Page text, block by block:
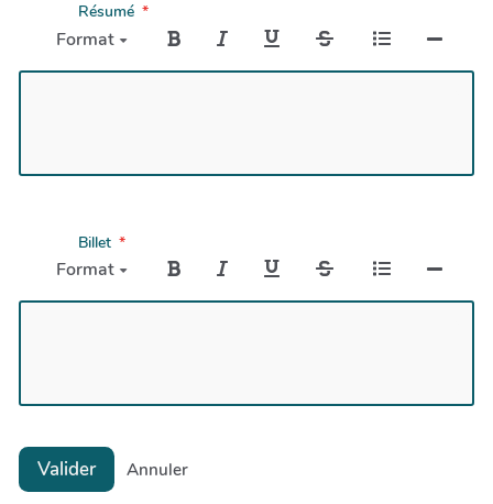
Résumé
Format
Billet
Format
Valider Annuler